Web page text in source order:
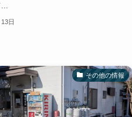
日
その他の情報